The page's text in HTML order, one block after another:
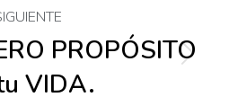
Publicación
siguiente:
PROPÓSITO
VIDA.